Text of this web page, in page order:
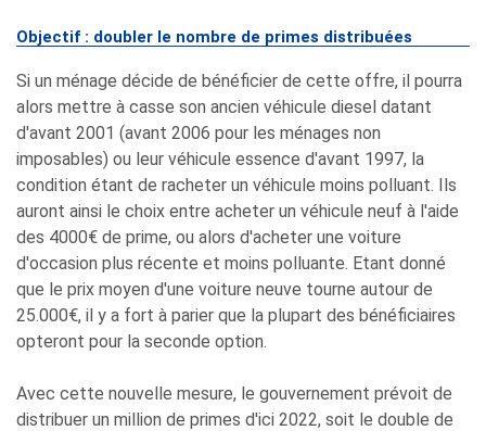
Objectif : doubler le nombre de primes distribuées
Si un ménage décide de bénéficier de cette offre, il pourra
alors mettre à casse son ancien véhicule diesel datant
d'avant 2001 (avant 2006 pour les ménages non
imposables) ou leur véhicule essence d'avant 1997, la
condition étant de racheter un véhicule moins polluant. Ils
auront ainsi le choix entre acheter un véhicule neuf à l'aide
des 4000€ de prime, ou alors d'acheter une voiture
d'occasion plus récente et moins polluante. Etant donné
que le prix moyen d'une voiture neuve tourne autour de
25.000€, il y a fort à parier que la plupart des bénéficiaires
opteront pour la seconde option.
Avec cette nouvelle mesure, le gouvernement prévoit de
distribuer un million de primes d'ici 2022, soit le double de